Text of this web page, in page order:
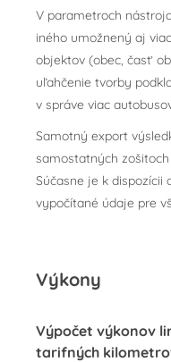
V parametroch
iného umožnený aj
objektov (obec, časť
uľahčenie tvorby
v správe viac
Samotný export
samostatných
Súčasne je k dispozícii
vypočítané údaje pre
Výkony
Výpočet výkonov
tarifných